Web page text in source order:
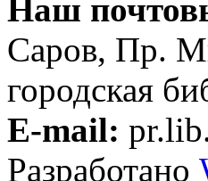
Наш
Саров, Пр.
городская
E-mail:
Разработано